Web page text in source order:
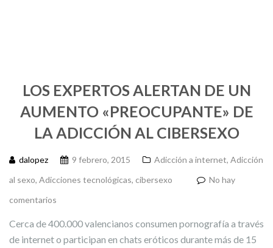
LOS EXPERTOS ALERTAN DE UN
AUMENTO «PREOCUPANTE» DE
LA ADICCIÓN AL CIBERSEXO
dalopez 9 febrero, 2015 Adicción a internet, Adicción
al sexo, Adicciones tecnológicas, cibersexo
No hay
comentarios
Cerca de 400.000 valencianos consumen pornografía a través
de internet o participan en chats eróticos durante más de 15